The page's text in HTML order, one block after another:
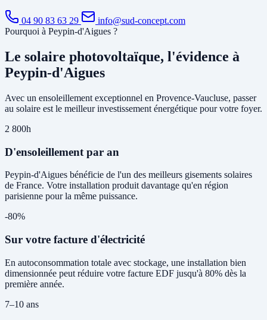
04 90 83 63 29
info@sud-concept.com
Pourquoi à Peypin-d'Aigues ?
Le solaire photovoltaïque, l'évidence à
Peypin-d'Aigues
Avec un ensoleillement exceptionnel en Provence-Vaucluse, passer
au solaire est le meilleur investissement énergétique pour votre foyer.
2 800h
D'ensoleillement par an
Peypin-d'Aigues bénéficie de l'un des meilleurs gisements solaires
de France. Votre installation produit davantage qu'en région
parisienne pour la même puissance.
-80%
Sur votre facture d'électricité
En autoconsommation totale avec stockage, une installation bien
dimensionnée peut réduire votre facture EDF jusqu'à 80% dès la
première année.
7–10 ans